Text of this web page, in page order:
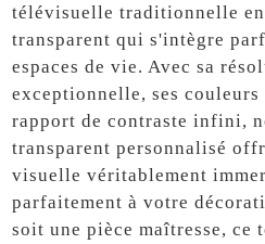
télévisuelle traditionnelle
transparent qui s'intègre
espaces de vie. Avec sa
exceptionnelle, ses couleurs
rapport de contraste infini,
transparent personnalisé
visuelle véritablement
parfaitement à votre
soit une pièce maîtresse,